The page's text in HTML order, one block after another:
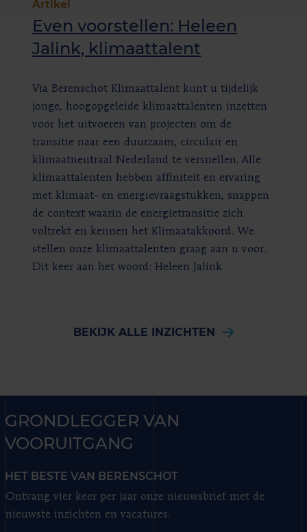
Artikel
Even voorstellen: Heleen
Jalink, klimaattalent
Via Berenschot Klimaattalent kunt u tijdelijk
jonge, hoogopgeleide klimaattalenten inzetten
voor het uitvoeren van projecten om de
transitie naar een duurzaam, circulair en
klimaatneutraal Nederland te versnellen. Alle
klimaattalenten hebben affiniteit en ervaring
met klimaat- en energievraagstukken, snappen
de context waarin de energietransitie zich
voltrekt en kennen het Klimaatakkoord. We
stellen onze klimaattalenten graag aan u voor.
Dit keer aan het woord: Heleen Jalink
BEKIJK ALLE INZICHTEN
GRONDLEGGER VAN
VOORUITGANG
HET BESTE VAN BERENSCHOT
Ontvang vier keer per jaar onze nieuwsbrief met de
nieuwste inzichten en vacatures.